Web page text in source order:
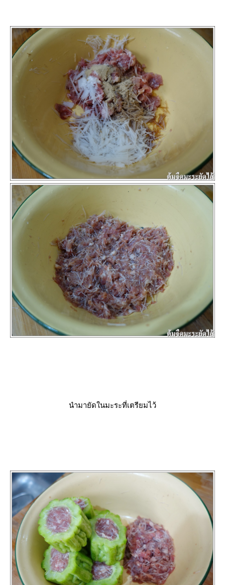
นำมายัดในมะระที่เตรียมไว้